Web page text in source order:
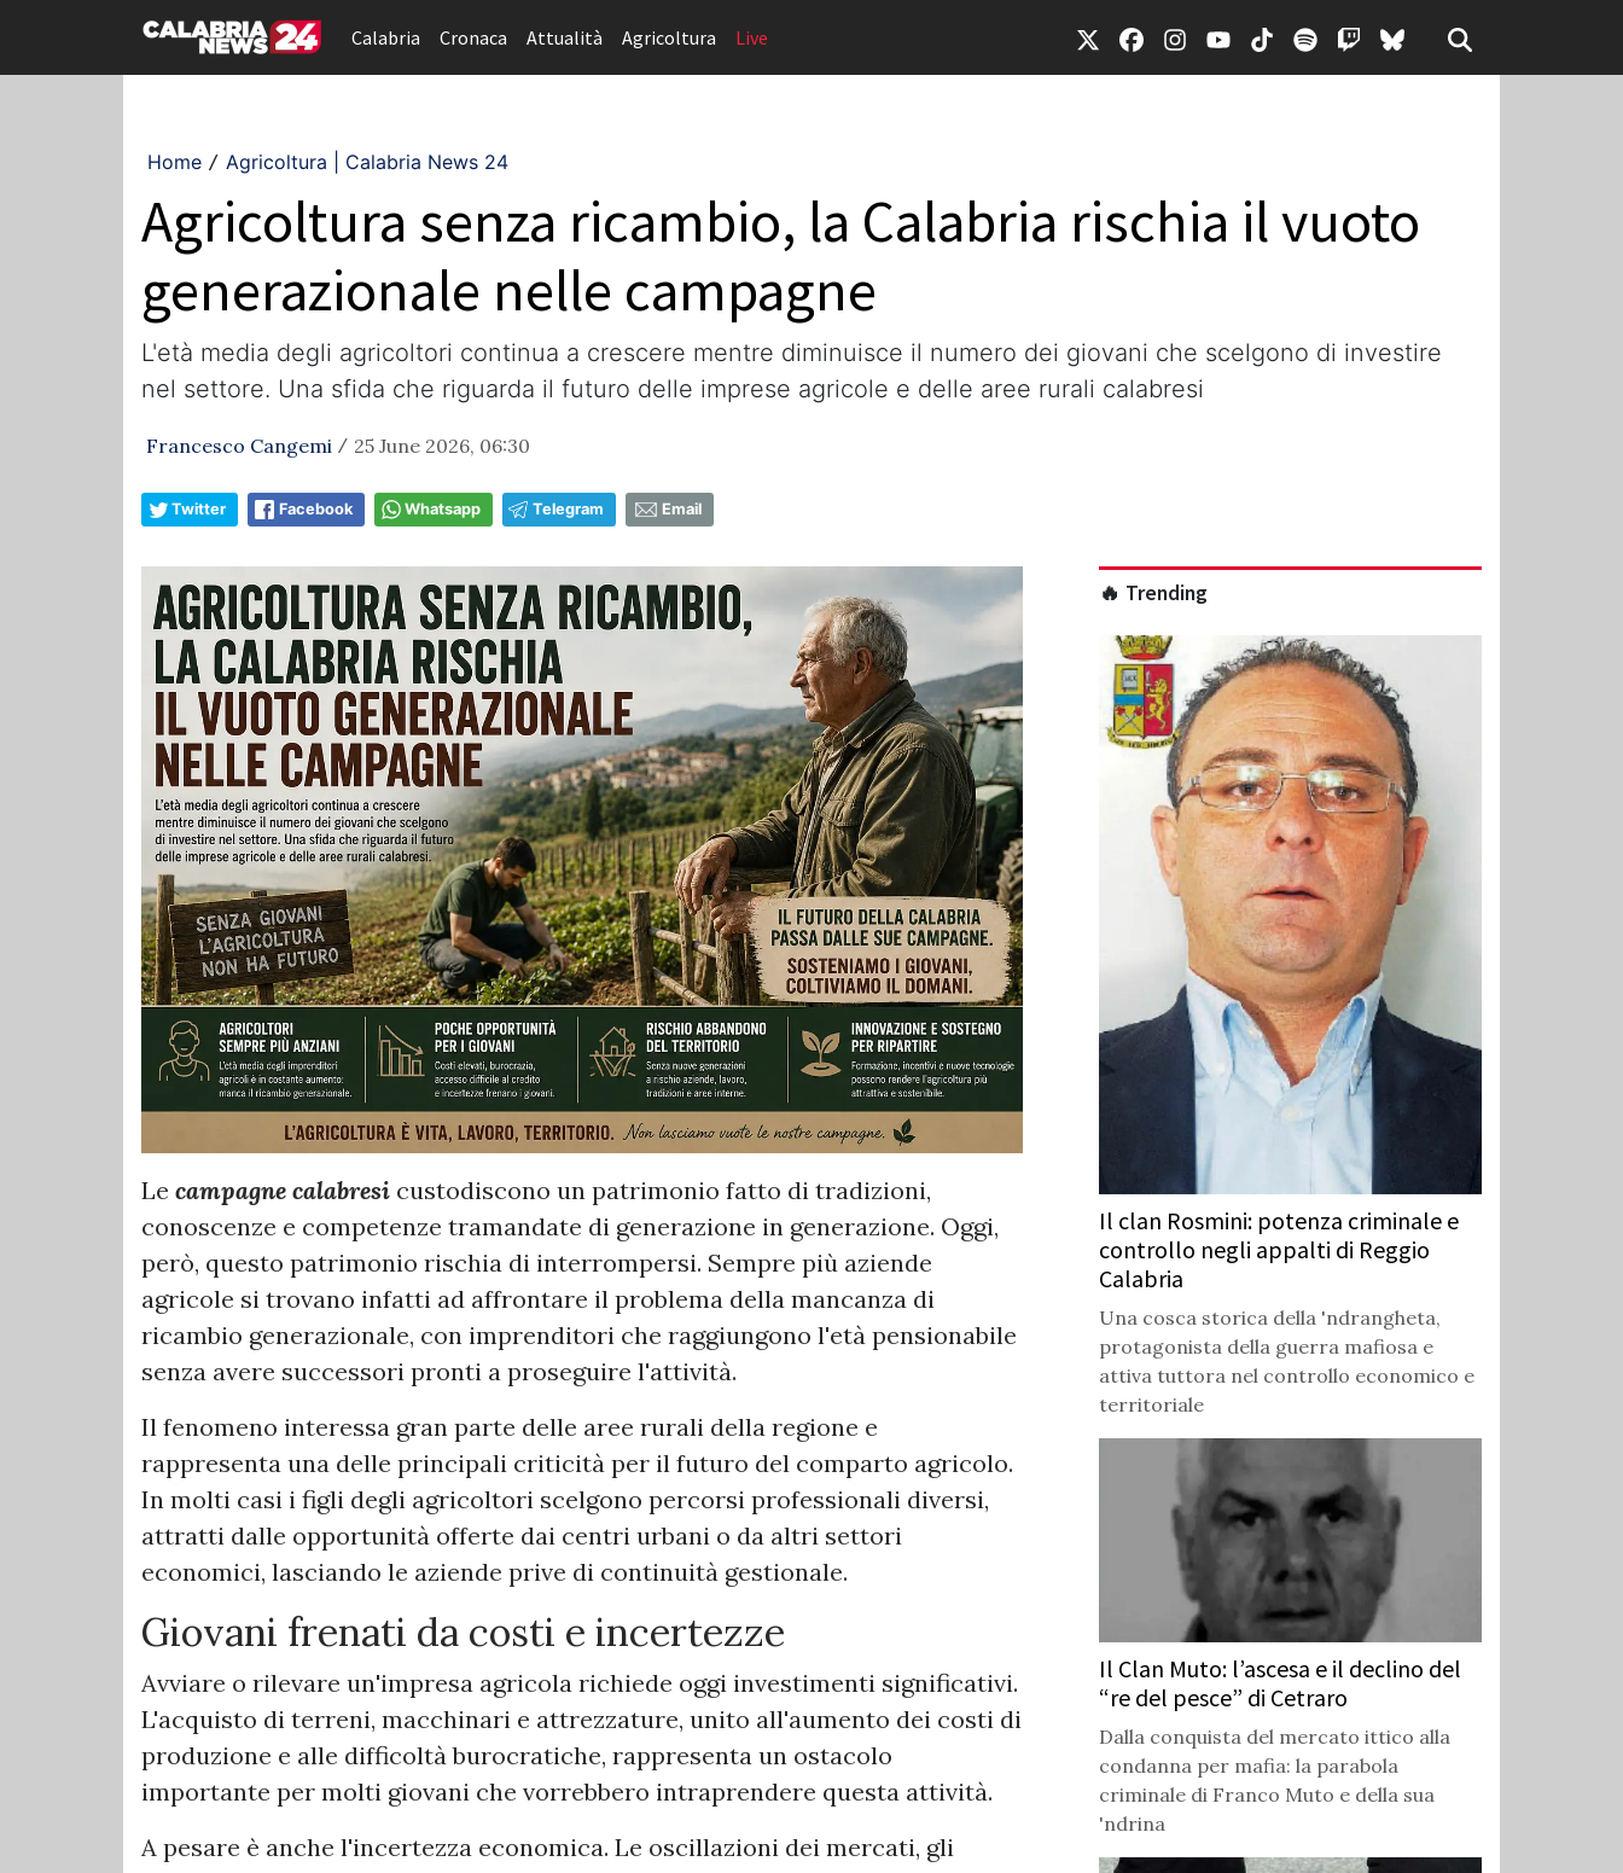
Calabria Cronaca Attualità Agricoltura Live
Home / Agricoltura | Calabria News 24
Agricoltura senza ricambio, la Calabria rischia il vuoto
generazionale nelle campagne
L'età media degli agricoltori continua a crescere mentre diminuisce il numero dei giovani che scelgono di investire
nel settore. Una sfida che riguarda il futuro delle imprese agricole e delle aree rurali calabresi
Francesco Cangemi / 25 June 2026, 06:30
Twitter Facebook Whatsapp Telegram Email
Le campagne calabresi custodiscono un patrimonio fatto di tradizioni,
conoscenze e competenze tramandate di generazione in generazione. Oggi,
però, questo patrimonio rischia di interrompersi. Sempre più aziende
agricole si trovano infatti ad affrontare il problema della mancanza di
ricambio generazionale, con imprenditori che raggiungono l'età pensionabile
senza avere successori pronti a proseguire l'attività.
Il fenomeno interessa gran parte delle aree rurali della regione e
rappresenta una delle principali criticità per il futuro del comparto agricolo.
In molti casi i figli degli agricoltori scelgono percorsi professionali diversi,
attratti dalle opportunità offerte dai centri urbani o da altri settori
economici, lasciando le aziende prive di continuità gestionale.
Giovani frenati da costi e incertezze
Avviare o rilevare un'impresa agricola richiede oggi investimenti significativi.
L'acquisto di terreni, macchinari e attrezzature, unito all'aumento dei costi di
produzione e alle difficoltà burocratiche, rappresenta un ostacolo
importante per molti giovani che vorrebbero intraprendere questa attività.
A pesare è anche l'incertezza economica. Le oscillazioni dei mercati, gli
🔥 Trending
Il clan Rosmini: potenza criminale e
controllo negli appalti di Reggio
Calabria
Una cosca storica della 'ndrangheta,
protagonista della guerra mafiosa e
attiva tuttora nel controllo economico e
territoriale
Il Clan Muto: l’ascesa e il declino del
“re del pesce” di Cetraro
Dalla conquista del mercato ittico alla
condanna per mafia: la parabola
criminale di Franco Muto e della sua
'ndrina